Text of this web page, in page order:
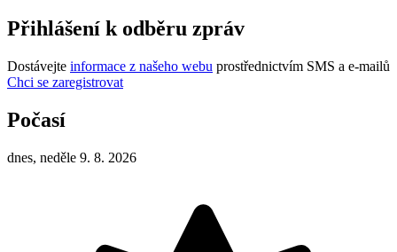
Přihlášení k odběru zpráv
Dostávejte informace z našeho webu prostřednictvím SMS a e-mailů
Chci se zaregistrovat
Počasí
dnes, neděle 9. 8. 2026